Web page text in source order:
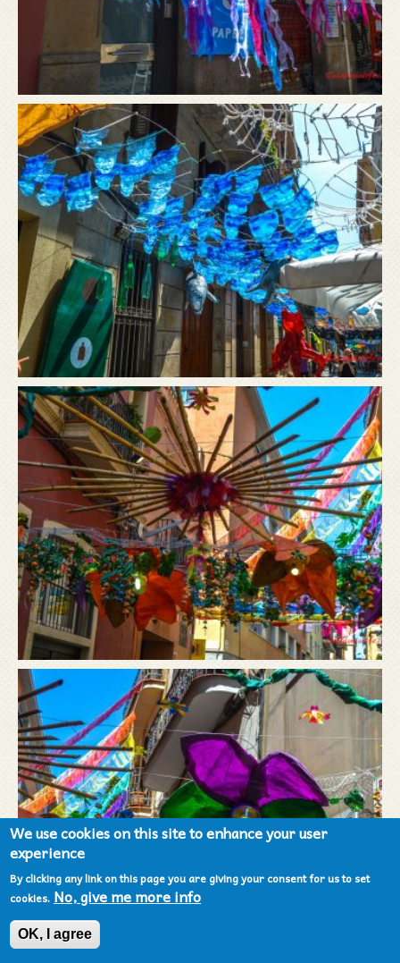
We use cookies on this site to enhance your user
experience
By clicking any link on this page you are giving your consent for us to set
cookies. No, give me more info
OK, I agree